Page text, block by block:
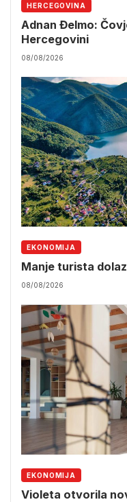
HERCEGOVINA
Adnan Đelmo:
Hercegovini
08/08/2026
EKONOMIJA
Manje turista
08/08/2026
EKONOMIJA
Violeta otvorila